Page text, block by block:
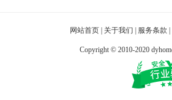
网站首页 关于我们 服务条款
Copyright © 2010-2020